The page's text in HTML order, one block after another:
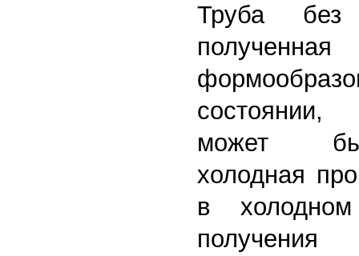
Труба без
состоянии,
может
холодная
в